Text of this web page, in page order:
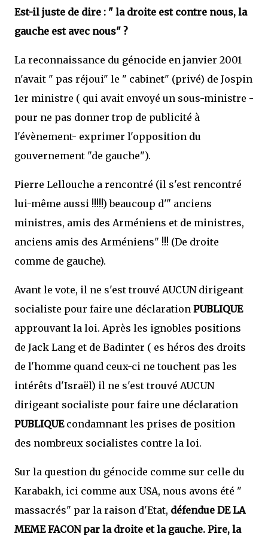
Est-il juste de dire : " la droite est contre nous, la
gauche est avec nous" ?
La reconnaissance du génocide en janvier 2001
n'avait " pas réjoui" le " cabinet" (privé) de Jospin
1er ministre ( qui avait envoyé un sous-ministre -
pour ne pas donner trop de publicité à
l'évènement- exprimer l'opposition du
gouvernement "de gauche").
Pierre Lellouche a rencontré (il s'est rencontré
lui-même aussi !!!!!) beaucoup d'" anciens
ministres, amis des Arméniens et de ministres,
anciens amis des Arméniens" !!! (De droite
comme de gauche).
Avant le vote, il ne s'est trouvé AUCUN dirigeant
socialiste pour faire une déclaration PUBLIQUE
approuvant la loi. Après les ignobles positions
de Jack Lang et de Badinter ( es héros des droits
de l'homme quand ceux-ci ne touchent pas les
intérêts d'Israël) il ne s'est trouvé AUCUN
dirigeant socialiste pour faire une déclaration
PUBLIQUEcondamnant les prises de position
des nombreux socialistes contre la loi.
Sur la question du génocide comme sur celle du
Karabakh, ici comme aux USA, nous avons été "
massacrés" par la raison d'Etat, défendue DE LA
MEME FACON par la droite et la gauche. Pire, la